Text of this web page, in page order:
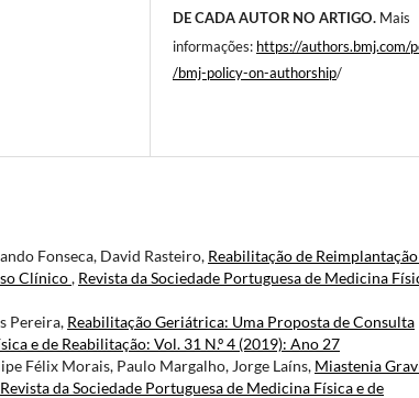
DE CADA AUTOR NO ARTIGO. Mais
informações: https://authors.bmj.com/
/bmj-policy-on-authorship/
Fonseca, David Rasteiro, Reabilitação de
Clínico, Revista da Sociedade Portuguesa de Medicina
Pereira, Reabilitação Geriátrica: Uma Proposta de Consulta
e de Reabilitação: Vol. 31 N.º 4 (2019): Ano 27
Félix Morais, Paulo Margalho, Jorge Laíns, Miastenia
Revista da Sociedade Portuguesa de Medicina Física e de